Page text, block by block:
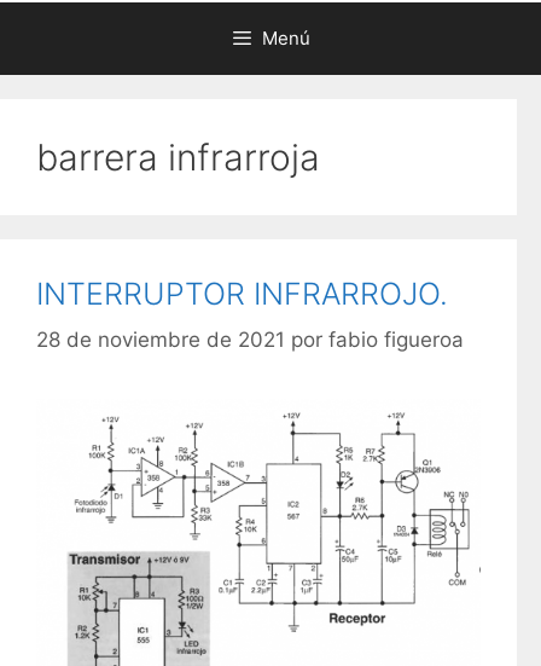
Menú
barrera infrarroja
INTERRUPTOR INFRARROJO.
28 de noviembre de 2021 por fabio figueroa